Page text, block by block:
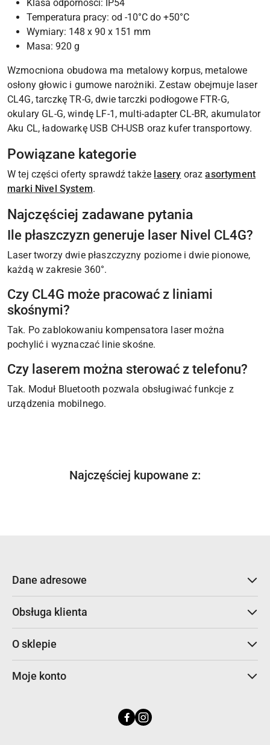
Klasa odporności: IP54
Temperatura pracy: od -10°C do +50°C
Wymiary: 148 x 90 x 151 mm
Masa: 920 g
Wzmocniona obudowa ma metalowy korpus, metalowe
osłony głowic i gumowe narożniki. Zestaw obejmuje laser
CL4G, tarczkę TR-G, dwie tarczki podłogowe FTR-G,
okulary GL-G, windę LF-1, multi-adapter CL-BR, akumulator
Aku CL, ładowarkę USB CH-USB oraz kufer transportowy.
Powiązane kategorie
W tej części oferty sprawdź także lasery orazasortyment
marki Nivel System.
Najczęściej zadawane pytania
Ile płaszczyzn generuje laser Nivel CL4G?
Laser tworzy dwie płaszczyzny poziome i dwie pionowe,
każdą w zakresie 360°.
Czy CL4G może pracować z liniami
skośnymi?
Tak. Po zablokowaniu kompensatora laser można
pochylić i wyznaczać linie skośne.
Czy laserem można sterować z telefonu?
Tak. Moduł Bluetooth pozwala obsługiwać funkcje z
urządzenia mobilnego.
Pomiń karuzelę produktów
Produkty
Najczęściej kupowane z:
Dane adresowe
Obsługa klienta
O sklepie
Moje konto